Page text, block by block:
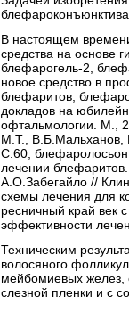
В настоящем
средства на основе
блефарогель-2,
новое средство в
блефаритов,
докладов на
офтальмологии. М.,
М.Т., В.Б.Мальханов,
С.60;
лечении
А.О.Забегайло //
схемы лечения для
ресничный край век
эффективности
Техническим
волосяного
мейбомиевых желез,
слезной пленки и с